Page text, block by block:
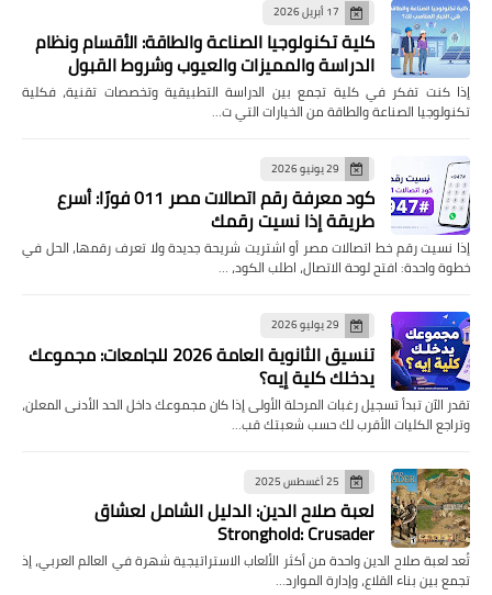
17 أبريل 2026
كلية تكنولوجيا الصناعة والطاقة: الأقسام ونظام
الدراسة والمميزات والعيوب وشروط القبول
إذا كنت تفكر في كلية تجمع بين الدراسة التطبيقية وتخصصات تقنية، فكلية
تكنولوجيا الصناعة والطاقة من الخيارات التي ت…
29 يونيو 2026
كود معرفة رقم اتصالات مصر 011 فورًا: أسرع
طريقة إذا نسيت رقمك
إذا نسيت رقم خط اتصالات مصر أو اشتريت شريحة جديدة ولا تعرف رقمها، الحل في
خطوة واحدة: افتح لوحة الاتصال، اطلب الكود، …
29 يوليو 2026
تنسيق الثانوية العامة 2026 للجامعات: مجموعك
يدخلك كلية إيه؟
تقدر الآن تبدأ تسجيل رغبات المرحلة الأولى إذا كان مجموعك داخل الحد الأدنى المعلن،
وتراجع الكليات الأقرب لك حسب شعبتك قب…
25 أغسطس 2025
لعبة صلاح الدين: الدليل الشامل لعشاق
Stronghold: Crusader
تُعد لعبة صلاح الدين واحدة من أكثر الألعاب الاستراتيجية شهرة في العالم العربي، إذ
تجمع بين بناء القلاع، وإدارة الموارد…